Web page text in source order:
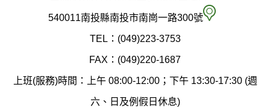
保
540011南投縣南投市南崗一路300號 空
染
TEL：(049)223-3753
FAX：(049)220-1687
上班(服務)時間：上午 08:00-12:00；下午 13:30-17:30 (週
六、日及例假日休息)